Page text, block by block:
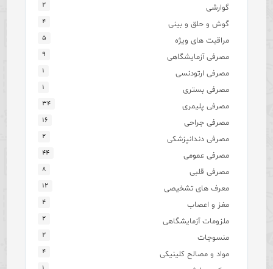
گوارشی ۲
گوش و حلق و بینی ۴
مراقبت های ویژه ۵
مصرفی آزمایشگاهی ۹
مصرفی ارتودنسی ۱
مصرفی بستری ۱
مصرفی پلیمری ۳۴
مصرفی جراحی ۱۶
مصرفی دندانپزشکی ۲
مصرفی عمومی ۴۴
مصرفی قلبی ۸
معرف های تشخیصی ۱۲
مغز و اعصاب ۴
ملزومات آزمایشگاهی ۲
منسوجات ۲
مواد و مصالح کلینیکی ۴